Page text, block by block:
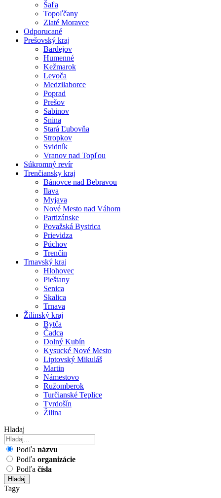
Šaľa
Topoľčany
Zlaté Moravce
Odporucané
Prešovský kraj
Bardejov
Humenné
Kežmarok
Levoča
Medzilaborce
Poprad
Prešov
Sabinov
Snina
Stará Ľubovňa
Stropkov
Svidník
Vranov nad Topľou
Súkromný revír
Trenčiansky kraj
Bánovce nad Bebravou
Ilava
Myjava
Nové Mesto nad Váhom
Partizánske
Považská Bystrica
Prievidza
Púchov
Trenčín
Trnavský kraj
Hlohovec
Pieštany
Senica
Skalica
Trnava
Žilinský kraj
Bytča
Čadca
Dolný Kubín
Kysucké Nové Mesto
Liptovský Mikuláš
Martin
Námestovo
Ružomberok
Turčianské Teplice
Tvrdošín
Žilina
Hladaj
Podľa názvu
Podľa organizácie
Podľa čísla
Hladaj
Tagy